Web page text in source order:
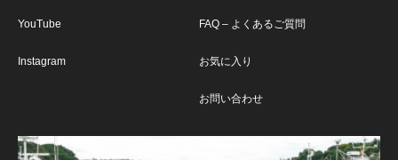
YouTube
Instagram
FAQ – よくあるご質問
お気に入り
お問い合わせ